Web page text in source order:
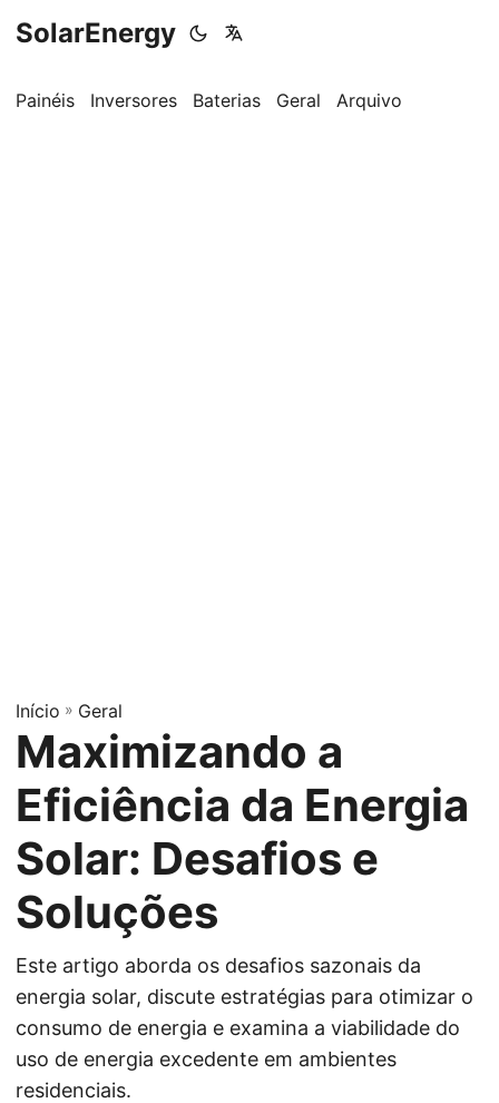
SolarEnergy
Painéis Inversores Baterias Geral Arquivo
Início » Geral
Maximizando a
Eficiência da Energia
Solar: Desafios e
Soluções
Este artigo aborda os desafios sazonais da
energia solar, discute estratégias para otimizar o
consumo de energia e examina a viabilidade do
uso de energia excedente em ambientes
residenciais.